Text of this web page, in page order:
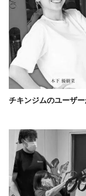
チキンジムのユーザ